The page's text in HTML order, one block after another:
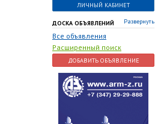
ЛИЧНЫЙ КАБИНЕТ
ДОСКА ОБЪЯВЛЕНИЙ Развернуть
Все объявления
Расширенный поиск
ДОБАВИТЬ ОБЪЯВЛЕНИЕ